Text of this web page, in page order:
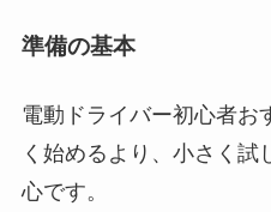
準備の基本
電動ドライバー初心者お
く始めるより、小さく試
心です。